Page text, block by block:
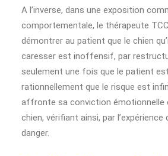
A l’inverse, dans une exposition
comportementale, le thérapeute
démontrer au patient que le chien
caresser est inoffensif, par
seulement une fois que le patient
rationnellement que le risque est
affronte sa conviction émotionnelle
chien, vérifiant ainsi, par l’expérience
danger.